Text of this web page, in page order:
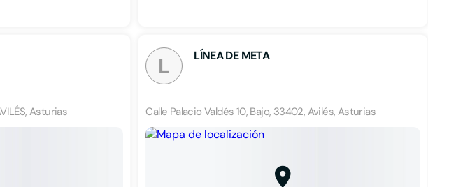
Asturias
L LÍNEA DE META
Calle Palacio Valdés 10, Bajo, 33402, Avilés, Asturias